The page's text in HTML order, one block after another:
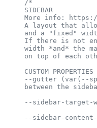
/*
SIDEBAR
More info:
A layout that
and a "fixed"
If there is not
width *and* the
on top of each
CUSTOM
--gutter (var(--
between the
--sidebar-target-
--sidebar-